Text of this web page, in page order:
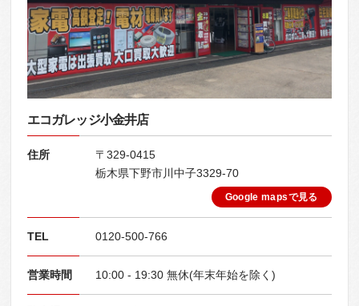
エコガレッジ小金井店
住所
〒329-0415
栃木県下野市川中子3329-70
Google mapsで見る
TEL 0120-500-766
営業時間 10:00 - 19:30 無休(年末年始を除く)